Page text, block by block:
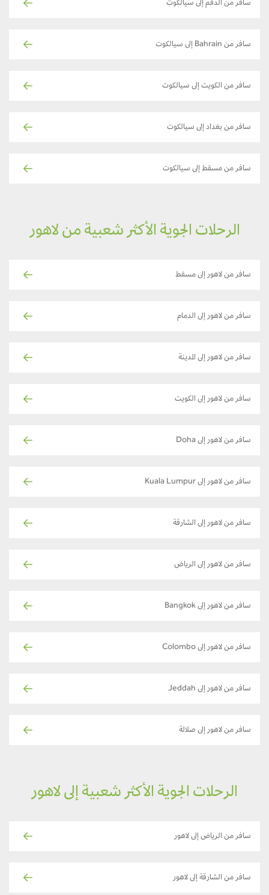
سافر من الدقم إلى سيالكوت
سافر من Bahrain إلى سيالكوت
سافر من الكويت إلى سيالكوت
سافر من بغداد إلى سيالكوت
سافر من مسقط إلى سيالكوت
الرحلات الجوية الأكثر شعبية من لاهور
سافر من لاهور إلى مسقط
سافر من لاهور إلى الدمام
سافر من لاهور إلى المدينة
سافر من لاهور إلى الكويت
سافر من لاهور إلى Doha
سافر من لاهور إلى Kuala Lumpur
سافر من لاهور إلى الشارقة
سافر من لاهور إلى الرياض
سافر من لاهور إلى Bangkok
سافر من لاهور إلى Colombo
سافر من لاهور إلى Jeddah
سافر من لاهور إلى صلالة
الرحلات الجوية الأكثر شعبية إلى لاهور
سافر من الرياض إلى لاهور
سافر من الشارقة إلى لاهور